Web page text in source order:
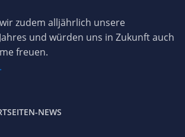
zudem alljährlich unsere
und würden uns in Zukunft auch
freuen.
NEWS